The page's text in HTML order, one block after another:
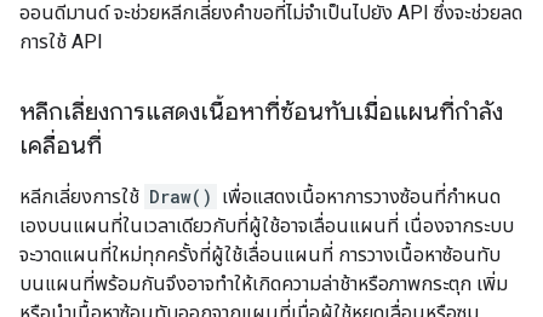
ออนดีมานด์ จะช่วยหลีกเลี่ยงคำขอที่ไม่จำเป็นไปยัง API ซึ่งจะช่วยลด
การใช้ API
หลีกเลี่ยงการแสดงเนื้อหาที่ซ้อนทับเมื่อแผนที่กำลัง
เคลื่อนที่
หลีกเลี่ยงการใช้ Draw() เพื่อแสดงเนื้อหาการวางซ้อนที่กำหนด
เองบนแผนที่ในเวลาเดียวกับที่ผู้ใช้อาจเลื่อนแผนที่ เนื่องจากระบบ
จะวาดแผนที่ใหม่ทุกครั้งที่ผู้ใช้เลื่อนแผนที่ การวางเนื้อหาซ้อนทับ
บนแผนที่พร้อมกันจึงอาจทำให้เกิดความล่าช้าหรือภาพกระตุก เพิ่ม